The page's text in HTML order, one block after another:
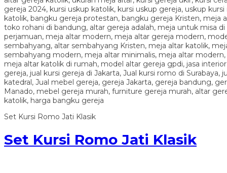
Set Kursi Romo Jati Klasik
Set Kursi Romo Jati Klasik